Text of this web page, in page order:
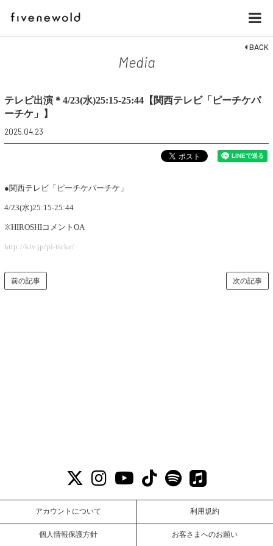
Media
BACK
テレビ出演＊4/23(水)25:15-25:44【関西テレビ「ピーチケパ
ーチケ」】
2025.04.23
●関西テレビ「ピーチケパーチケ」
4/23(水)25:15-25:44
※HIROSHIコメントOA
http://ktv.jp/pi-ticke/
次の記事
前の記事
アカウントについて 利用規約
個人情報保護方針 お客さまへのお願い